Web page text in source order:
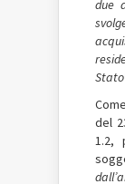
due
Stato
del
1.2,